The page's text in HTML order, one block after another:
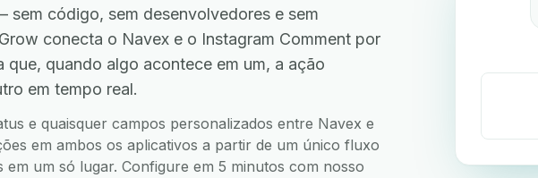
código, sem desenvolvedores e sem
conecta o Navex e o Instagram Comment por
que, quando algo acontece em um, a ação
em tempo real.
e quaisquer campos personalizados entre Navex e
em ambos os aplicativos a partir de um único fluxo
um só lugar. Configure em 5 minutos com nosso